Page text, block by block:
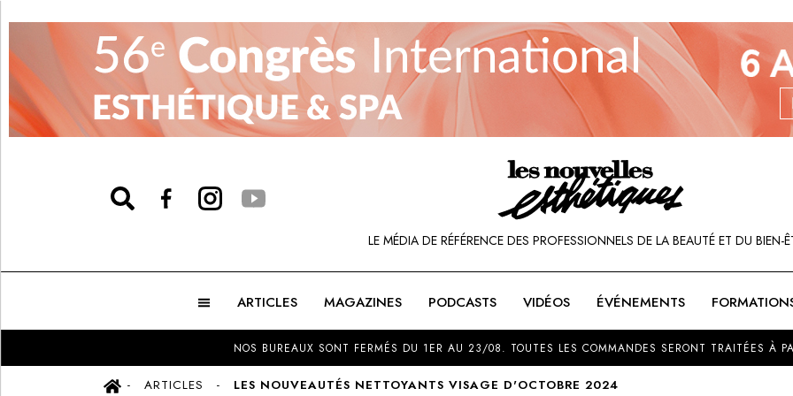
LE MÉDIA DE RÉFÉRENCE DES PROFESSIONNELS DE LA BEAUTÉ ET DU BIEN-
ARTICLES MAGAZINES PODCASTS VIDÉOS ÉVÉNEMENTS
NOS BUREAUX SONT FERMÉS DU 1ER AU 23/08. TOUTES LES COMMANDES SERONT TRAITÉES À
ARTICLES LES NOUVEAUTÉS NETTOYANTS VISAGE D'OCTOBRE 2024